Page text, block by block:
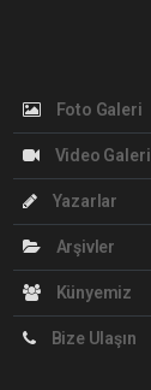
Foto Galeri
Video Galeri
Yazarlar
Arşivler
Künyemiz
Bize Ulaşın